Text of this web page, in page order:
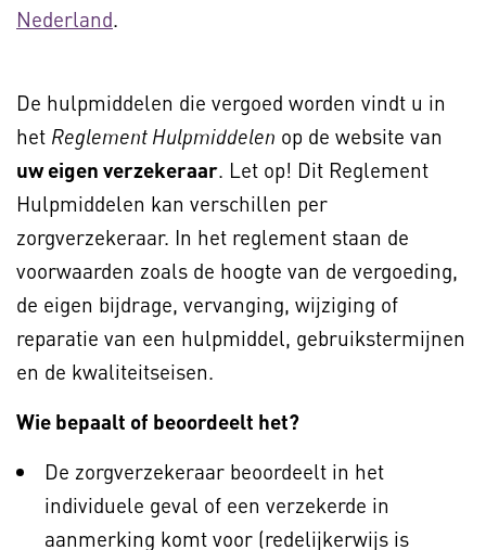
Nederland.
De hulpmiddelen die vergoed worden vindt u in
het Reglement Hulpmiddelen op de website van
uw eigen verzekeraar. Let op! Dit Reglement
Hulpmiddelen kan verschillen per
zorgverzekeraar. In het reglement staan de
voorwaarden zoals de hoogte van de vergoeding,
de eigen bijdrage, vervanging, wijziging of
reparatie van een hulpmiddel, gebruikstermijnen
en de kwaliteitseisen.
Wie bepaalt of beoordeelt het?
De zorgverzekeraar beoordeelt in het
individuele geval of een verzekerde in
aanmerking komt voor (redelijkerwijs is